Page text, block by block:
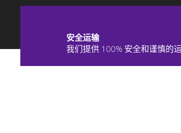
安全运输
我们提供 100% 安全和谨慎的运